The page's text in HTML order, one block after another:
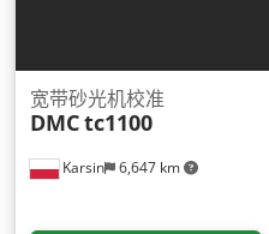
Karsin 6,647 km
宽带砂光机校准
DMCtc1100